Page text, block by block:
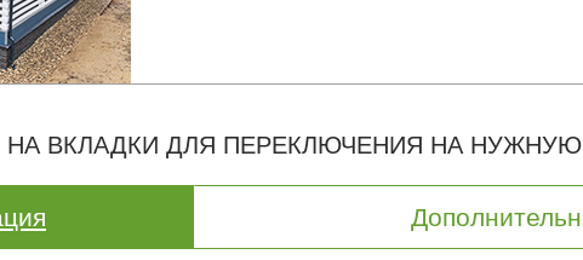
ВКЛАДКИ ДЛЯ ПЕРЕКЛЮЧЕНИЯ НА